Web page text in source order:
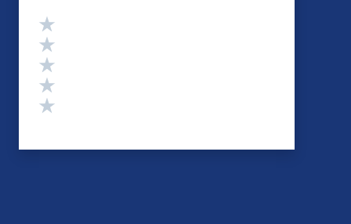
Valutazione